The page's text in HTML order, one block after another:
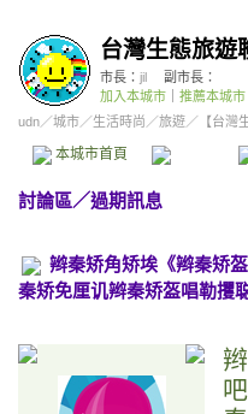
台灣生態旅遊
市長： jil
副市長：
加入本城市
推薦本城市
udn／城市／生活時尚 ／旅遊／ 【台灣
本城市首頁
討論區／過期訊息
辫秦矫角矫埃《辫秦矫
秦矫免厘讥辫秦矫盔唱勒攫